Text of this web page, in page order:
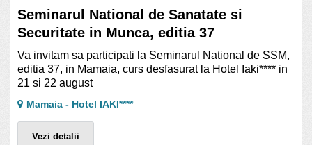
Seminarul National de Sanatate si
Securitate in Munca, editia 37
Va invitam sa participati la Seminarul National de SSM,
editia 37, in Mamaia, curs desfasurat la Hotel Iaki**** in
21 si 22 august
Mamaia - Hotel IAKI****
Vezi detalii